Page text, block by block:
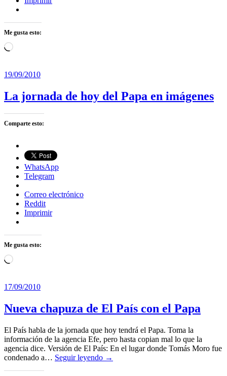
Me gusta esto:
Cargando...
19/09/2010
La jornada de hoy del Papa en imágenes
Comparte esto:
WhatsApp
Telegram
Correo electrónico
Reddit
Imprimir
Me gusta esto:
Cargando...
17/09/2010
Nueva chapuza de El País con el Papa
El País habla de la jornada que hoy tendrá el Papa. Toma la
información de la agencia Efe, pero hasta copian mal lo que la
agencia dice. Versión de El País: En el lugar donde Tomás Moro fue
condenado a… Seguir leyendo →